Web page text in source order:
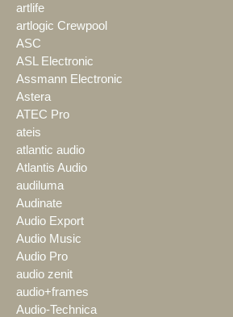
artlife
artlogic Crewpool
ASC
ASL Electronic
Assmann Electronic
Astera
ATEC Pro
ateis
atlantic audio
Atlantis Audio
audiluma
Audinate
Audio Export
Audio Music
Audio Pro
audio zenit
audio+frames
Audio-Technica